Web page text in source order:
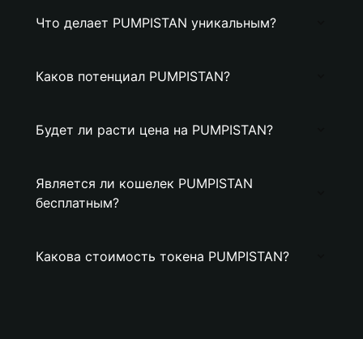
Что делает PUMPISTAN уникальным?
Каков потенциал PUMPISTAN?
Будет ли расти цена на PUMPISTAN?
Является ли кошелек PUMPISTAN
бесплатным?
Какова стоимость токена PUMPISTAN?